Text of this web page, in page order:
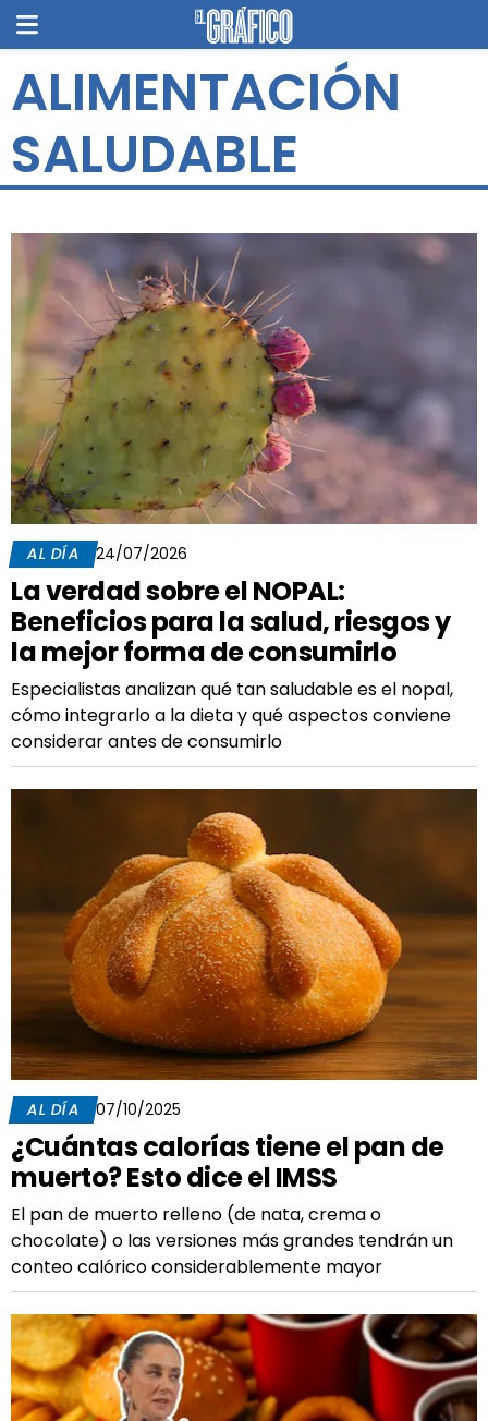
ALIMENTACIÓN
SALUDABLE
AL DÍA 24/07/2026
La verdad sobre el NOPAL:
Beneficios para la salud, riesgos y
la mejor forma de consumirlo
Especialistas analizan qué tan saludable es el nopal,
cómo integrarlo a la dieta y qué aspectos conviene
considerar antes de consumirlo
AL DÍA 07/10/2025
¿Cuántas calorías tiene el pan de
muerto? Esto dice el IMSS
El pan de muerto relleno (de nata, crema o
chocolate) o las versiones más grandes tendrán un
conteo calórico considerablemente mayor